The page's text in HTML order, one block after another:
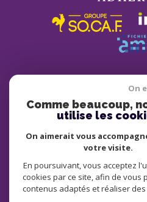
© 2026 | TOUS DROITS RÉSERVÉS |
NOS HONORAIRES
PLAN DU SITE
NOS LIENS
On
Comme beaucoup,
utilise les
On aimerait vous
votre visite.
En poursuivant, vous acceptez
cookies par ce site, afin de vous
contenus adaptés et réaliser